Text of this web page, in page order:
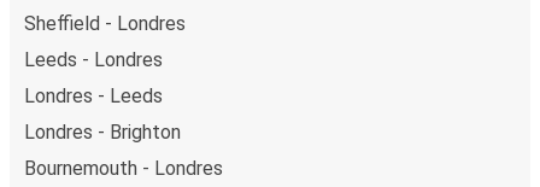
Sheffield - Londres
Leeds - Londres
Londres - Leeds
Londres - Brighton
Bournemouth - Londres